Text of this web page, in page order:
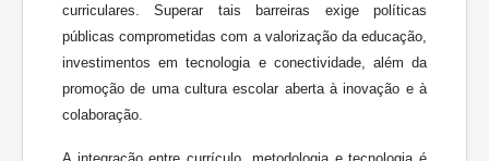
curriculares. Superar tais barreiras exige políticas
públicas comprometidas com a valorização da educação,
investimentos em tecnologia e conectividade, além da
promoção de uma cultura escolar aberta à inovação e à
colaboração.